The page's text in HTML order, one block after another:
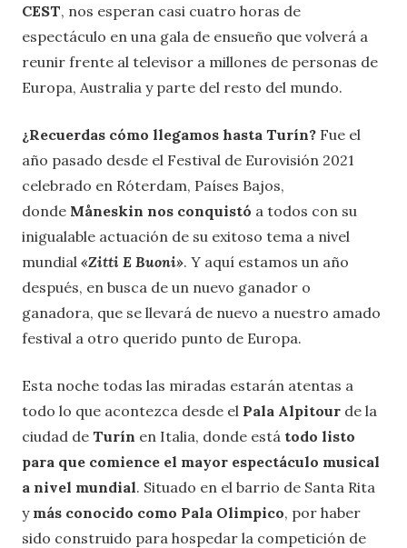
CEST, nos esperan casi cuatro horas de
espectáculo en una gala de ensueño que volverá a
reunir frente al televisor a millones de personas de
Europa, Australia y parte del resto del mundo.
¿Recuerdas cómo llegamos hasta Turín? Fue el
año pasado desde el Festival de Eurovisión 2021
celebrado en Róterdam, Países Bajos,
donde Måneskin nos conquistó a todos con su
inigualable actuación de su exitoso tema a nivel
mundial «Zitti E Buoni». Y aquí estamos un año
después, en busca de un nuevo ganador o
ganadora, que se llevará de nuevo a nuestro amado
festival a otro querido punto de Europa.
Esta noche todas las miradas estarán atentas a
todo lo que acontezca desde el Pala Alpitour de la
ciudad de Turín en Italia, donde está todo listo
para que comience el mayor espectáculo musical
a nivel mundial. Situado en el barrio de Santa Rita
y más conocido como Pala Olimpico, por haber
sido construido para hospedar la competición de